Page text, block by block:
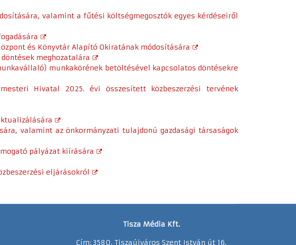
valamint a fűtési költségmegosztók egyes kérdéseiről
és Könyvtár Alapító Okiratának módosítására
meghozatalára
munkakörének betöltésével kapcsolatos döntésekre
Hivatal 2025. évi összesített közbeszerzési tervének
valamint az önkormányzati tulajdonú gazdasági társaságok
pályázat kiírására
eljárásokról
Tisza Média Kft.
Cím: 3580, Tiszaújváros Szent István út 16.